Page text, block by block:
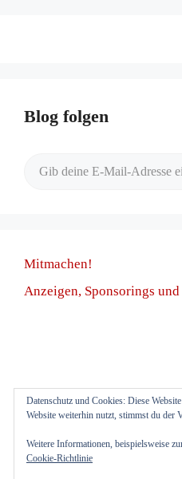
Blog folgen
Mitmachen!
Anzeigen, Sponsorings und
Anmelden
Datenschutz und Cookies: Diese
Website weiterhin nutzt, stimmst du der
Weitere Informationen, beispielsweise
Cookie-Richtlinie